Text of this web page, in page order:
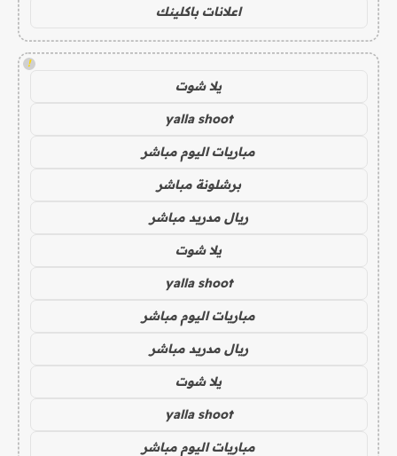
اعلانات باكلينك
!
يلا شوت
yalla shoot
مباريات اليوم مباشر
برشلونة مباشر
ريال مدريد مباشر
يلا شوت
yalla shoot
مباريات اليوم مباشر
ريال مدريد مباشر
يلا شوت
yalla shoot
مباريات اليوم مباشر